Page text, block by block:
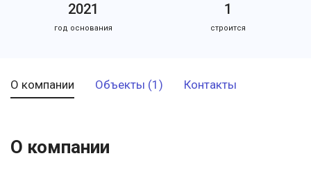
2021
год основания
1
строится
О компании Объекты (1) Контакты
О компании